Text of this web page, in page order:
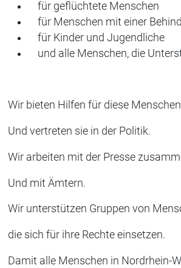
für geflüchtete Menschen
für Menschen mit einer
für Kinder und Jugendliche
und alle Menschen, die
Wir bieten Hilfen für diese
Und vertreten sie in der Politik.
Wir arbeiten mit der Presse
Und mit Ämtern.
Wir unterstützen Gruppen von
die sich für ihre Rechte einsetzen.
Damit alle Menschen in Nordrhein-